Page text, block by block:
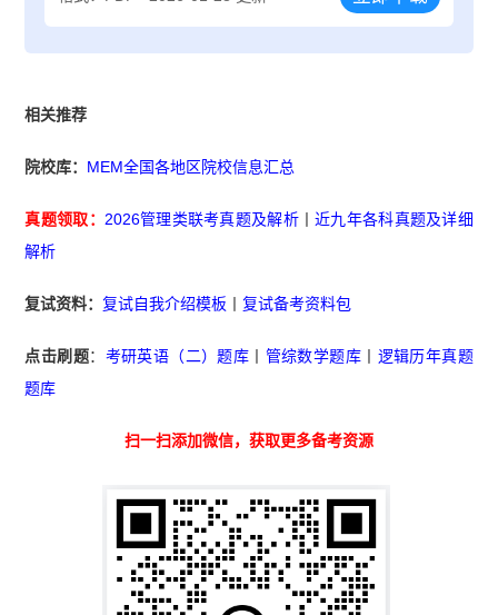
相关推荐
院校库： MEM全国各地区院校信息汇总
真题领取： 2026管理类联考真题及解析丨近九年各科真题及详细
解析
复试资料：复试自我介绍模板 丨复试备考资料包
点击刷题： 考研英语（二）题库 管综数学题库
逻辑历年真题
题库
扫一扫添加微信，获取更多备考资源